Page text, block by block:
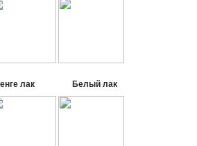
лак Белый лак